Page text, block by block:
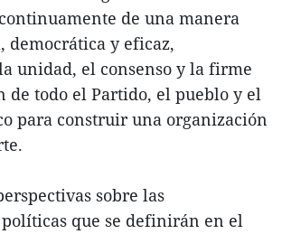
de una manera
democrática y eficaz,
unidad, el consenso y la firme
de todo el Partido, el pueblo y el
para construir una organización
sobre las
que se definirán en el